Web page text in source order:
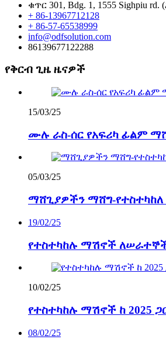
ቁጥር 301, Bdg. 1, 1555 Sighpiu
+ 86-13967712128
+ 86-57-65538999
info@odfsolution.com
86139677122288
የቅርብ ጊዜ ዜናዎች
15/03/25
ሙሉ ራስ-ሰር የአፍሪካ ፊልም
05/03/25
ማሸጊያዎችን ማሸግ-የተስተካከለ
19/02/25
የተስተካከሉ ማሽኖች ለሠራተኞች
10/02/25
የተስተካከሉ ማሽኖች ከ 2025
08/02/25